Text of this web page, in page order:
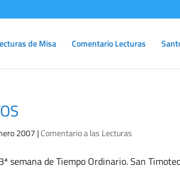
de Misa Comentario Lecturas
2007 |Comentario a las Lecturas
semana de Tiempo Ordinario. San